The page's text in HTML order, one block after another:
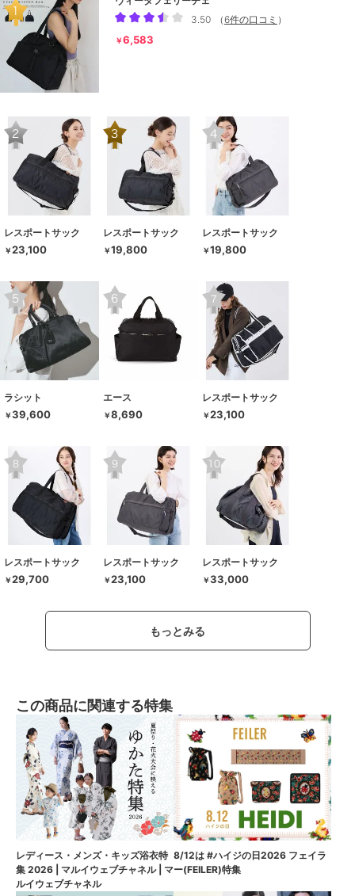
3.50
（6件の口コミ ）
￥6,583
レスポートサック
￥23,100
レスポートサック
￥19,800
レスポートサック
￥19,800
ラシット
￥39,600
エース
￥8,690
レスポートサック
￥23,100
レスポートサック
￥29,700
レスポートサック
￥23,100
レスポートサック
￥33,000
もっとみる
この商品に関連する特集
レディース・メンズ・キッズ浴衣特
集 2026 | マルイウェブチャネル | マ
ルイウェブチャネル
8/12は #ハイジの日2026 フェイラ
ー(FEILER)特集